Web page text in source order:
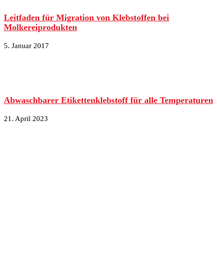
Leitfaden für Migration von Klebstoffen bei
Molkereiprodukten
5. Januar 2017
Abwaschbarer Etikettenklebstoff für alle Temperaturen
21. April 2023